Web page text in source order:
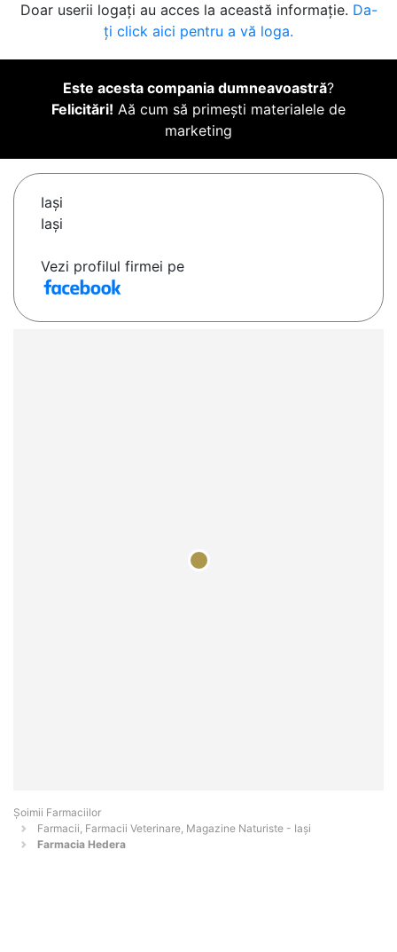
Doar userii logați au acces la această informație. Da-
ți click aici pentru a vă loga.
Este acesta compania dumneavoastră?
Felicitări! Aă cum să primești materialele de
marketing
Iaşi
Iași
Vezi profilul firmei pe
Şoimii Farmaciilor
Farmacii, Farmacii Veterinare, Magazine Naturiste - Iaşi
Farmacia Hedera